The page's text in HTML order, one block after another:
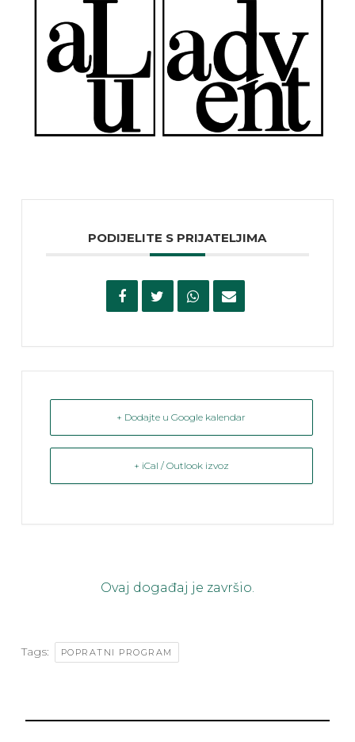
PODIJELITE S PRIJATELJIMA
+ Dodajte u Google kalendar
+ iCal / Outlook izvoz
Ovaj događaj je završio.
Tags: POPRATNI PROGRAM